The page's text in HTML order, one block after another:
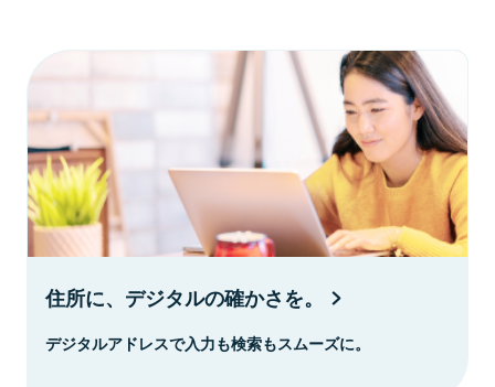
住所に、デジタルの確かさを。
デジタルアドレスで入力も検索もスムーズに。